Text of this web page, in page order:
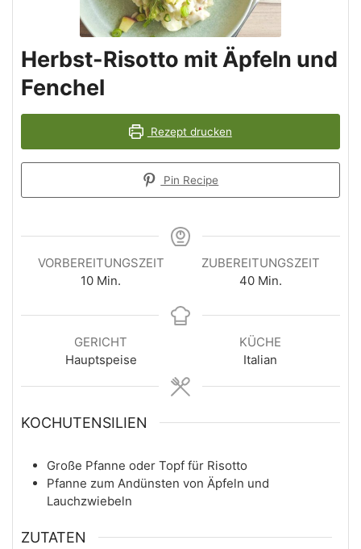
Herbst-Risotto mit Äpfeln und
Fenchel
Rezept drucken
Pin Recipe
VORBEREITUNGSZEIT
10Minuten
Min.
ZUBEREITUNGSZEIT
40Minuten
Min.
GERICHT
Hauptspeise
KÜCHE
Italian
KOCHUTENSILIEN
Große Pfanne oder Topf für Risotto
Pfanne zum Andünsten von Äpfeln und
Lauchzwiebeln
ZUTATEN